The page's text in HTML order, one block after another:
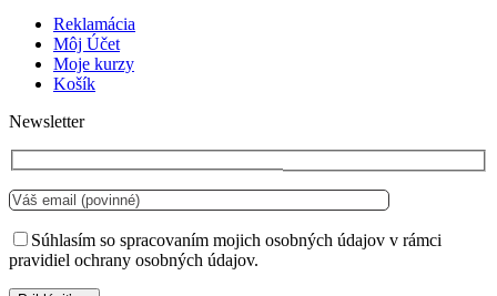
Reklamácia
Môj Účet
Moje kurzy
Košík
Newsletter
Súhlasím so spracovaním mojich osobných údajov v rámci
pravidiel ochrany osobných údajov.